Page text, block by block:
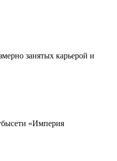
занятых карьерой и
«Империя